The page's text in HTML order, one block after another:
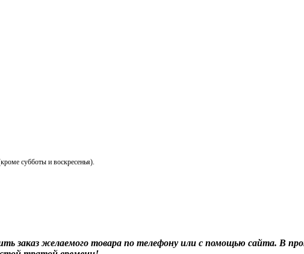
субботы и воскресенья).
заказ желаемого товара по телефону или с помощью сайта. В